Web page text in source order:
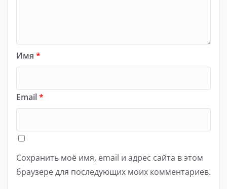
Имя *
Email*
Сохранить моё имя, email и адрес сайта в этом
браузере для последующих моих комментариев.